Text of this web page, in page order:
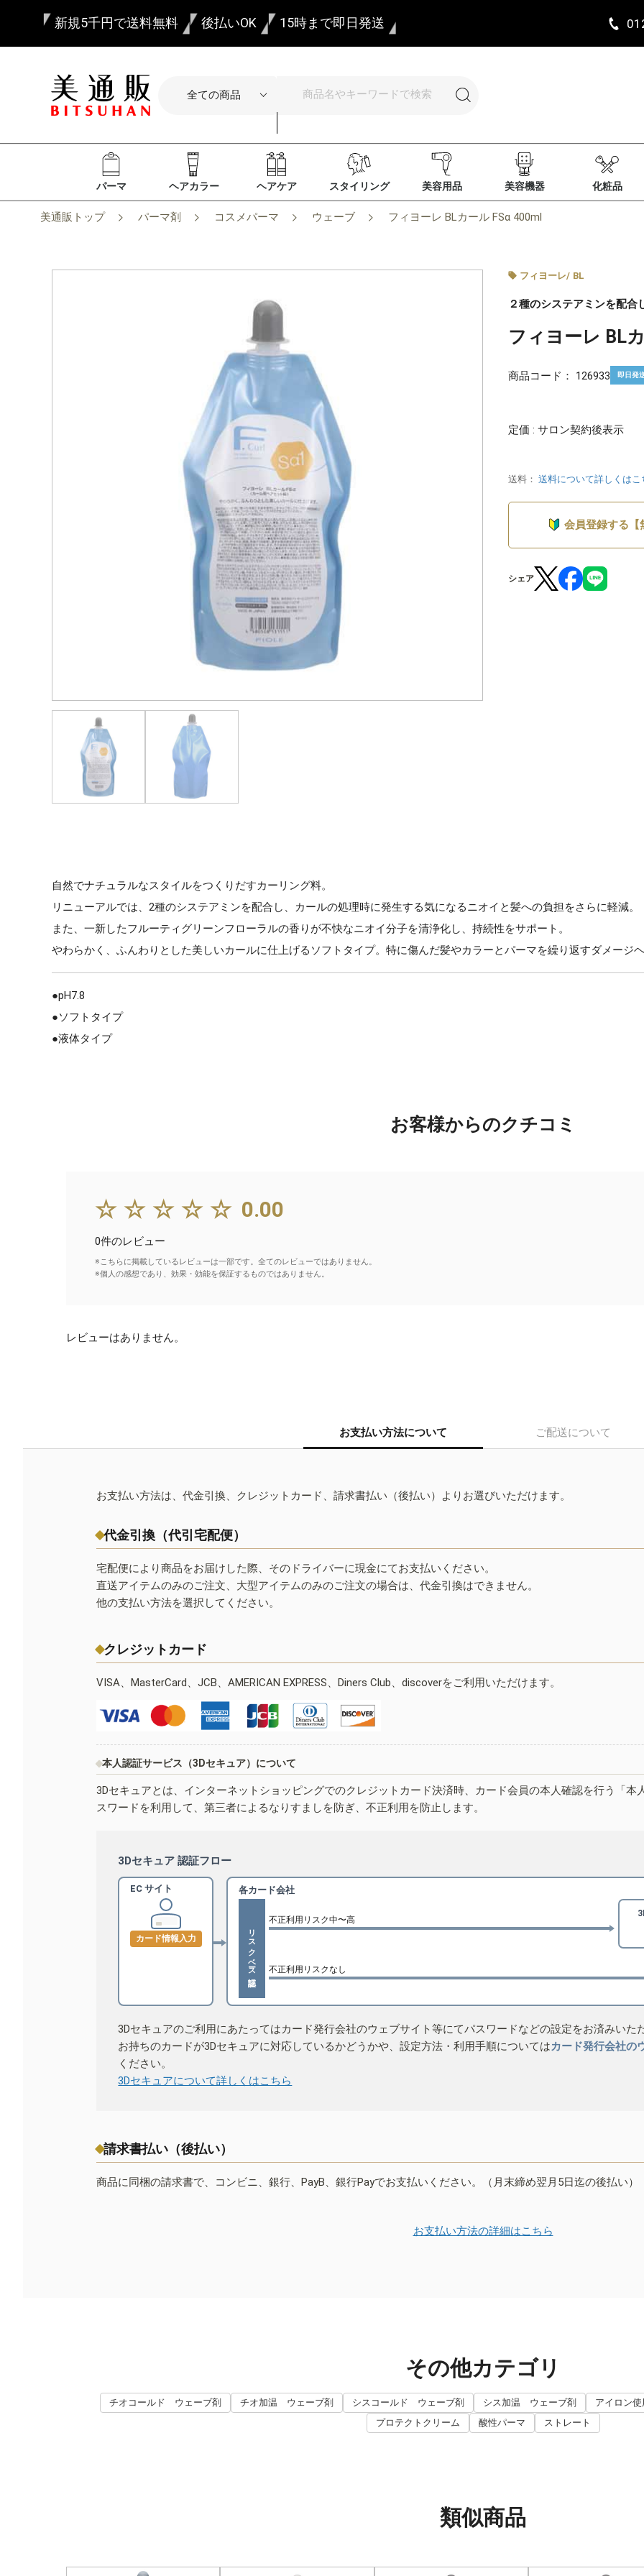
新規5千円で送料無料 後払いOK 15時まで即日発送
パーマ ヘアカラー ヘアケア スタイリング 美容用品 美容機器 化粧品
美通販トップ パーマ剤 コスメパーマ ウェーブ フィヨーレ BLカール FSα 400ml
フィヨーレ/ BL
２種のシステアミンを配合
フィヨーレ BL
商品コード： 126933 即日発
定価 : サロン契約後表示
送料： 送料について詳しくはこ
会員登録する【
シェア
自然でナチュラルなスタイルをつくりだすカーリング料。
リニューアルでは、2種のシステアミンを配合し、カールの処理時に発生する気になるニオイと髪への負担をさらに軽減。
また、一新したフルーティグリーンフローラルの香りが不快なニオイ分子を清浄化し、持続性をサポート。
やわらかく、ふんわりとした美しいカールに仕上げるソフトタイプ。特に傷んだ髪やカラーとパーマを繰り返すダメージ
●pH7.8
●ソフトタイプ
●液体タイプ
お客様からのクチコミ
☆☆☆☆☆ 0.00
0件のレビュー
※こちらに掲載しているレビューは一部です。全てのレビューではありません。
※個人の感想であり、効果・効能を保証するものではありません。
レビューはありません。
お支払い方法について ご配送について
お支払い方法は、代金引換、クレジットカード、請求書払い（後払い）よりお選びいただけます。
代金引換（代引宅配便）
宅配便により商品をお届けした際、そのドライバーに現金にてお支払いください。
直送アイテムのみのご注文、大型アイテムのみのご注文の場合は、代金引換はできません。
他の支払い方法を選択してください。
クレジットカード
VISA、MasterCard、JCB、AMERICAN EXPRESS、Diners Club、discoverをご利用いただけます。
本人認証サービス（3Dセキュア）について
3Dセキュアとは、インターネットショッピングでのクレジットカード決済時、カード会員の本人確認を行う「
スワードを利用して、第三者によるなりすましを防ぎ、不正利用を防止します。
3Dセキュア 認証フロー
EC サイト
カード情報入力
各カード会社
リスクベース認証
不正利用リスク中〜高
不正利用リスクなし
3Dセキュアのご利用にあたってはカード発行会社のウェブサイト等にてパスワードなどの設定をお済みいた
お持ちのカードが3Dセキュアに対応しているかどうかや、設定方法・利用手順についてはカード発行会社の
ください。
3Dセキュアについて詳しくはこちら
請求書払い（後払い）
商品に同梱の請求書で、コンビニ、銀行、PayB、銀行Payでお支払いください。（月末締め翌月5日迄の後払い）
お支払い方法の詳細はこちら
その他カテゴリ
チオコールド ウェーブ剤 チオ加温 ウェーブ剤 シスコールド ウェーブ剤 シス加温 ウェーブ剤
アイロン
プロテクトクリーム
酸性パーマ ストレート
類似商品